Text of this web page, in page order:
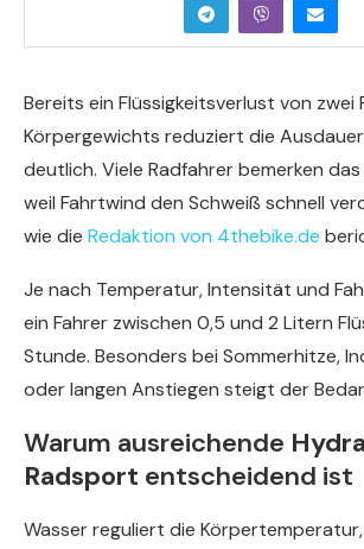
Bereits ein Flüssigkeitsverlust von zwei
Körpergewichts reduziert die
deutlich. Viele Radfahrer bemerken
weil Fahrtwind den Schweiß schnell
wie die Redaktion von 4thebike.de
Je nach Temperatur, Intensität und
ein Fahrer zwischen 0,5 und 2 Litern
Stunde. Besonders bei Sommerhitze,
oder langen Anstiegen steigt der
Warum ausreichende
Radsport entscheidend ist
Wasser reguliert die